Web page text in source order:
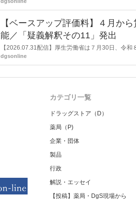
【ベースアップ評価料】４月か
能／「疑義解釈その11」発出
【2026.07.31配信】厚生労働省は７月30日、令
dgsonline
カテゴリ一覧
ドラッグストア（D）
薬局（P)
企業・団体
製品
行政
解説・エッセイ
【投稿】薬局・DgS現場から